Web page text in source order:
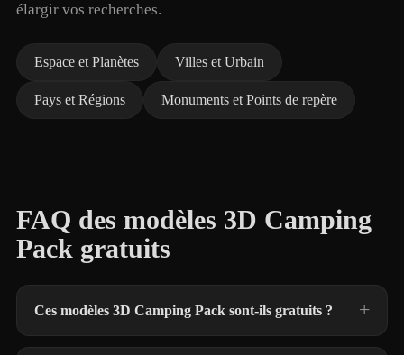
élargir vos recherches.
Espace et Planètes Villes et Urbain
Pays et Régions Monuments et Points de repère
FAQ des modèles 3D Camping
Pack gratuits
Ces modèles 3D Camping Pack sont-ils gratuits ?